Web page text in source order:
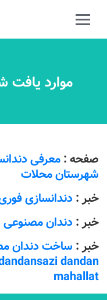
موارد یافت
صفحه :معرفی
شهرستان محلات
خبر : دندانسازی
خبر : دندان مصنوعی
خبر : ساخت دندان
dandan
mahallat